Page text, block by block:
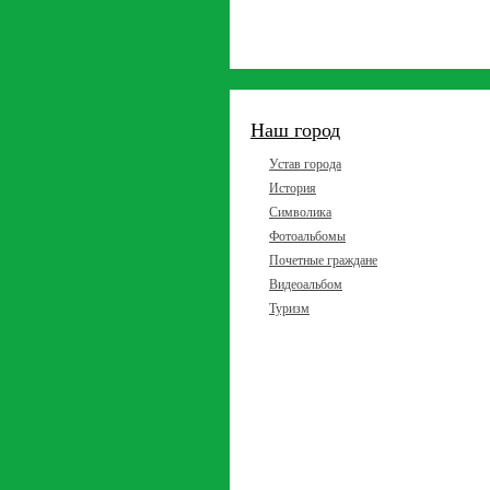
Наш город
Устав города
История
Символика
Фотоальбомы
Почетные граждане
Видеоальбом
Туризм